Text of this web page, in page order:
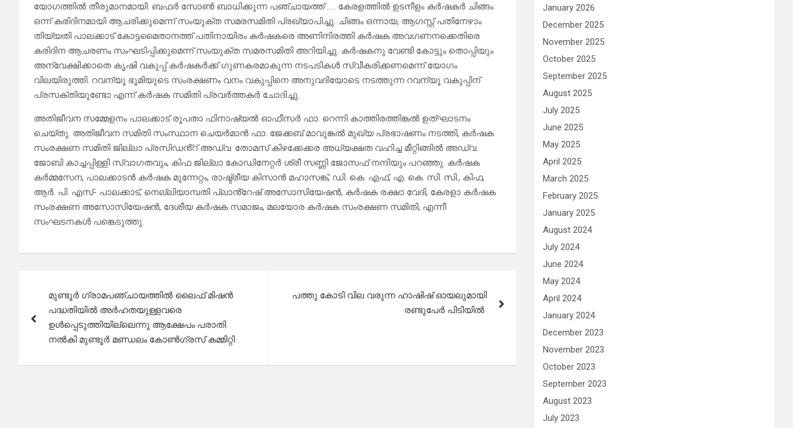
യോഗത്തിൽ തീരുമാനമായി. ബഫർ സോൺ ബാധിക്കുന്ന പഞ്ചായത്ത് ….. കേരളത്തിൽ ഉടനീളം കർഷകർ ചിങ്ങം
ഒന്ന് കരിദിനമായി ആചരിക്കുമെന്ന് സംയുക്ത സമരസമിതി പ്രഖ്യാപിച്ചു. ചിങ്ങം ഒന്നായ, ആഗസ്റ്റ് പതിനേഴാം
തിയ്യതി പാലക്കാട് കോട്ടമൈതാനത്ത് പതിനായിരം കർഷകരെ അണിനിരത്തി കർഷക അവഗണനക്കെതിരെ
കരിദിന ആചരണം സംഘടിപ്പിക്കുമെന്ന് സംയുക്ത സമരസമിതി അറിയിച്ചു. കർഷകനു വേണ്ടി കോട്ടും തൊപ്പിയും
അന്വേക്ഷിക്കാതെ കൃഷി വകുപ്പ് കർഷകർക്ക് ഗുണകരമാകുന്ന നടപടികൾ സ്വീകരിക്കണമെന്ന് യോഗം
വിലയിരുത്തി. റവന്യൂ ഭൂമിയുടെ സംരക്ഷണം വനം വകുപ്പിനെ അനുവദിയോടെ നടത്തുന്ന റവന്യൂ വകുപ്പിന്
പ്രസക്തിയുണ്ടോ എന്ന് കർഷക സമിതി പ്രവർത്തകർ ചോദിച്ചു.
അതിജീവന സമ്മേളനം പാലക്കാട് രൂപതാ ഫിനാഷ്യൽ ഓഫീസർ ഫാ. റെന്നി കാത്തിരത്തിങ്കൽ ഉത്ഘാടനം
ചെയ്തു. അതിജീവന സമിതി സംസ്ഥാന ചെയർമാൻ ഫാ. ജേക്കബ് മാവുങ്കൽ മുഖ്യ പ്രഭാഷണം നടത്തി, കർഷക
സംരക്ഷണ സമിതി ജില്ലാ പ്രസിഡൻ്റ് അഡ്വ. തോമസ് കിഴക്കേക്കര അധ്യക്ഷത വഹിച്ച മീറ്റിങ്ങിൽ അഡ്വ.
ജോബി കാച്ചപ്പിള്ളി സ്വാഗതവും, കിഫ ജില്ലാ കോഡിനേറ്റർ ശ്രീ സണ്ണി ജോസഫ് നന്ദിയും പറഞ്ഞു. കർഷക
കർമ്മസേന, പാലക്കാടൻ കർഷക മുന്നേറ്റം, രാഷ്ട്രീയ കിസാൻ മഹാസങ്ക്, ഡി. കെ. എഫ്, എ. കെ. സി. സി., കിഫ,
ആർ. പി. എസ്- പാലക്കാട്, നെല്ലിയാമ്പതി പ്ലാൻ്റേഷ് അസോസിയേഷൻ, കർഷക രക്ഷാ വേദി, കേരളാ കർഷക
സംരക്ഷണ അസോസിയേഷൻ, ദേശീയ കർഷക സമാജം, മലയോര കർഷക സംരക്ഷണ സമിതി, എന്നീ
സംഘടനകൾ പങ്കെടുത്തു.
navigation
മുണ്ടൂർ ഗ്രാമപഞ്ചായത്തിൽ ലൈഫ് മിഷൻ
പദ്ധതിയിൽ അർഹതയുള്ളവരെ
ഉൾപ്പെടുത്തിയില്ലെന്നു ആക്ഷേപം പരാതി
നൽകി മുണ്ടൂർ മണ്ഡലം കോൺഗ്രസ് കമ്മിറ്റി
പത്തു കോടി വില വരുന്ന ഹാഷിഷ് ഓയലുമായി
രണ്ടുപേർ പിടിയിൽ
January 2026
December 2025
November 2025
October 2025
September 2025
August 2025
July 2025
June 2025
May 2025
April 2025
March 2025
February 2025
January 2025
August 2024
July 2024
June 2024
May 2024
April 2024
January 2024
December 2023
November 2023
October 2023
September 2023
August 2023
July 2023